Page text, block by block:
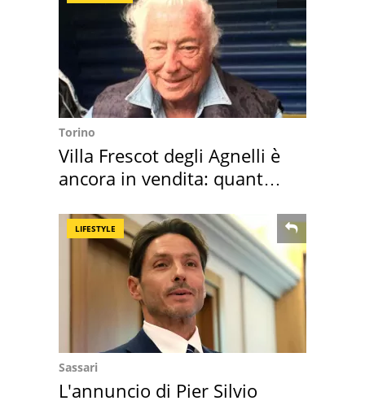
Torino
Villa Frescot degli Agnelli è
ancora in vendita: quanto
LIFESTYLE
Sassari
L'annuncio di Pier Silvio